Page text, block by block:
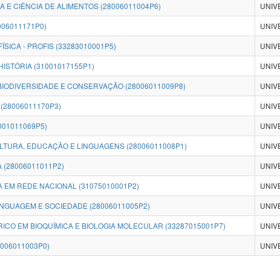
E CIÊNCIA DE ALIMENTOS (28006011004P6)
- PROFIS (33283010001P5)
(31001017155P1)
E CONSERVAÇÃO (28006011009P8)
EDUCAÇÃO E LINGUAGENS (28006011008P1)
(28006011011P2)
EM REDE NACIONAL (31075010001P2)
E SOCIEDADE (28006011005P2)
EM BIOQUÍMICA E BIOLOGIA MOLECULAR (33287015001P7)